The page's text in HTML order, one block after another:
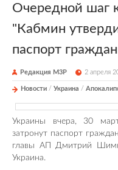
Очередной шаг
"Кабмин
паспорт
Редакция М3Р 2 апреля
Новости / Украина /
Украины вчера, 30
затронут паспорт
главы АП Дмитрий
Украина.